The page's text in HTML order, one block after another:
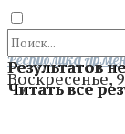
Результатов
Читать все
Отправить
Республика
Воскресенье,